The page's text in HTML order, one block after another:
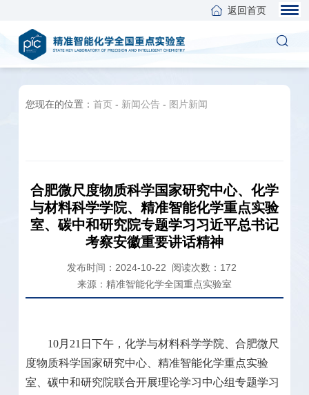
返回首页
您现在的位置： 首页- 新闻公告- 图片新闻
合肥微尺度物质科学国家研究中心、化学
与材料科学学院、精准智能化学重点实验
室、碳中和研究院专题学习习近平总书记
考察安徽重要讲话精神
发布时间：2024-10-22 阅读次数： 172
来源：精准智能化学全国重点实验室
10月 21 日下午，化学与材料科学学院、合肥微尺
度物质科学国家研究中心、精准智能化学重点实验
室、碳中和研究院联合开展理论学习中心组专题学习